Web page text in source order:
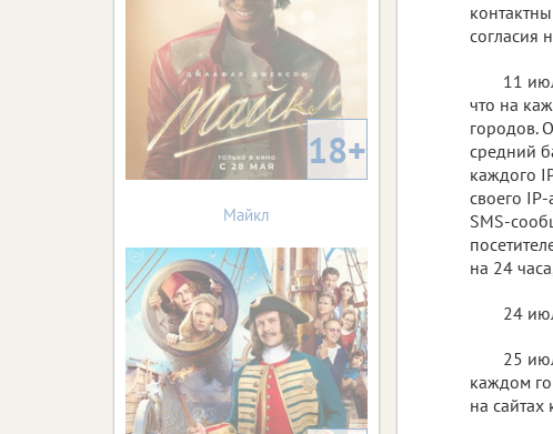
согласия
11
что на
городов.
средний
каждого
своего
SMS-
на 24
24
25
каждом
на сайтах
18+
Майкл